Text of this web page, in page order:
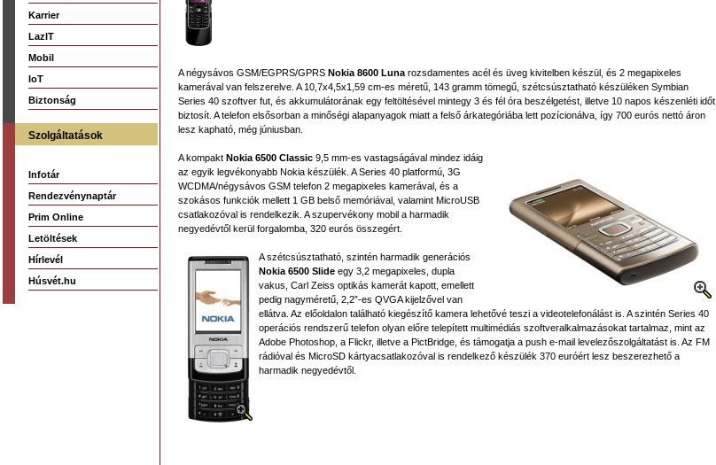
Karrier
LazIT
Mobil
IoT
Biztonság
Szolgáltatások
Infotár
Rendezvénynaptár
Prim Online
Letöltések
Hírlevél
Húsvét.hu
A négysávos GSM/EGPRS/GPRS Nokia 8600 Luna rozsdamentes acél és üveg kivitelben készül, és 2 megapixeles
kamerával van felszerelve. A 10,7x4,5x1,59 cm-es méretű, 143 gramm tömegű, szétcsúsztatható készüléken Symbian
Series 40 szoftver fut, és akkumulátorának egy feltöltésével mintegy 3 és fél óra beszélgetést, illetve 10 napos készenléti időt
biztosít. A telefon elsősorban a minőségi alapanyagok miatt a felső árkategóriába lett pozícionálva, így 700 eurós nettó áron
lesz kapható, még júniusban.
A kompakt Nokia 6500 Classic 9,5 mm-es vastagságával mindez idáig
az egyik legvékonyabb Nokia készülék. A Series 40 platformú, 3G
WCDMA/négysávos GSM telefon 2 megapixeles kamerával, és a
szokásos funkciók mellett 1 GB belső memóriával, valamint MicroUSB
csatlakozóval is rendelkezik. A szupervékony mobil a harmadik
negyedévtől kerül forgalomba, 320 eurós összegért.
A szétcsúsztatható, szintén harmadik generációs
Nokia 6500 Slide egy 3,2 megapixeles, dupla
vakus, Carl Zeiss optikás kamerát kapott, emellett
pedig nagyméretű, 2,2”-es QVGA kijelzővel van
ellátva. Az előoldalon található kiegészítő kamera lehetővé teszi a videotelefonálást is. A szintén Series 40
operációs rendszerű telefon olyan előre telepített multimédiás szoftveralkalmazásokat tartalmaz, mint az
Adobe Photoshop, a Flickr, illetve a PictBridge, és támogatja a push e-mail levelezőszolgáltatást is. Az FM
rádióval és MicroSD kártyacsatlakozóval is rendelkező készülék 370 euróért lesz beszerezhető a
harmadik negyedévtől.